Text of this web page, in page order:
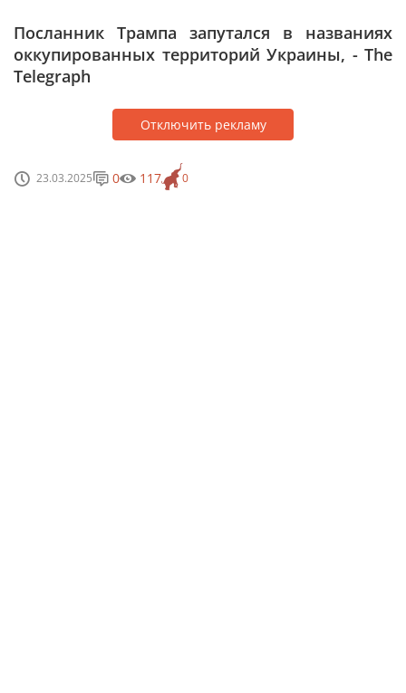
Посланник Трампа запутался в названиях
оккупированных территорий Украины, - The
Telegraph
Отключить рекламу
23.03.2025 0
0 117